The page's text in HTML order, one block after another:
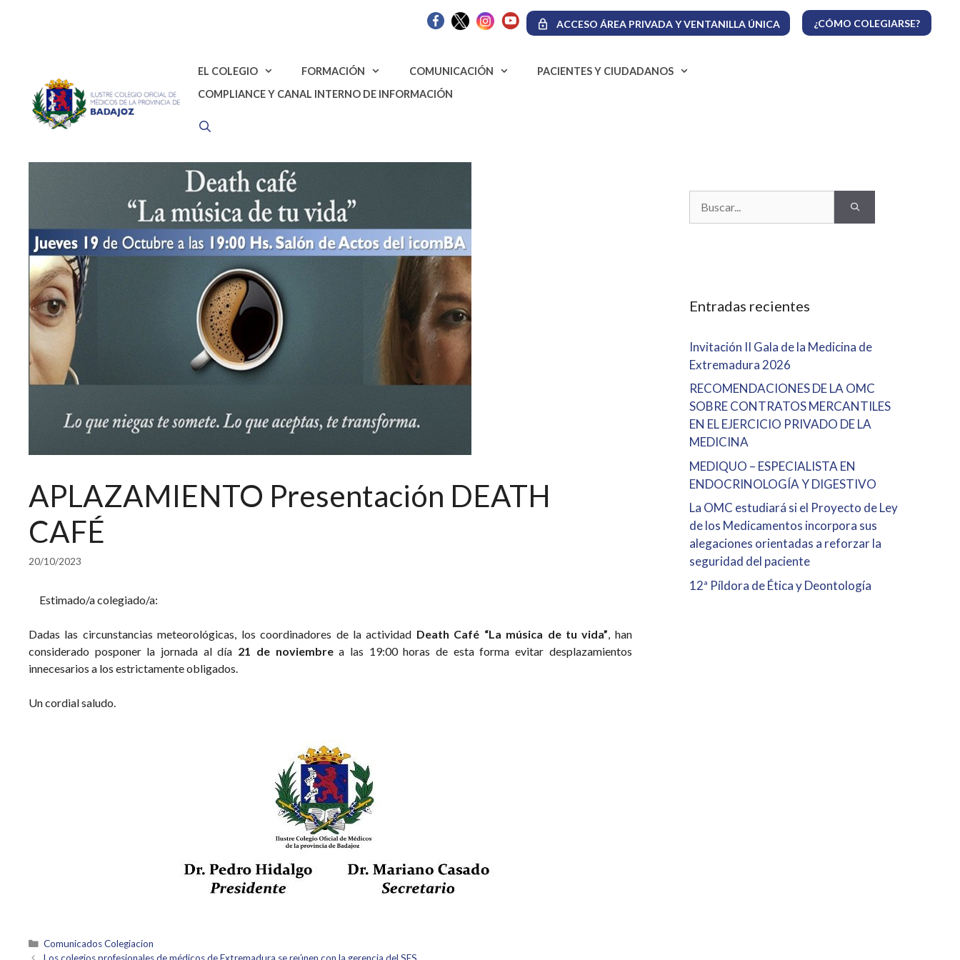
ACCESO ÁREA PRIVADA Y VENTANILLA ÚNICA ¿CÓMO COLEGIARSE?
EL COLEGIO FORMACIÓN COMUNICACIÓN
PACIENTES Y CIUDADANOS
COMPLIANCE Y CANAL INTERNO DE INFORMACIÓN
APLAZAMIENTO Presentación DEATH
CAFÉ
20/10/2023
Estimado/a colegiado/a:
Dadas las circunstancias meteorológicas, los coordinadores de la actividad Death Café “La música de tu vida” , han
considerado posponer la jornada al día 21 de noviembrea las 19:00 horas de esta forma evitar desplazamientos
innecesarios a los estrictamente obligados.
Un cordial saludo.
Categorías
Comunicados Colegiacion
Los colegios profesionales de médicos de Extremadura se reúnen con la gerencia del SES
Entradas recientes
Invitación II Gala de la Medicina de
Extremadura 2026
RECOMENDACIONES DE LA OMC
SOBRE CONTRATOS MERCANTILES
EN EL EJERCICIO PRIVADO DE LA
MEDICINA
MEDIQUO – ESPECIALISTA EN
ENDOCRINOLOGÍA Y DIGESTIVO
La OMC estudiará si el Proyecto de Ley
de los Medicamentos incorpora sus
alegaciones orientadas a reforzar la
seguridad del paciente
12ª Píldora de Ética y Deontología